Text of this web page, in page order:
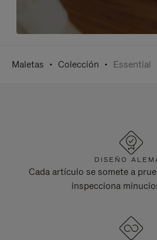
Maletas Colección Essential
DISEÑO
Cada artículo se somete a
inspecciona